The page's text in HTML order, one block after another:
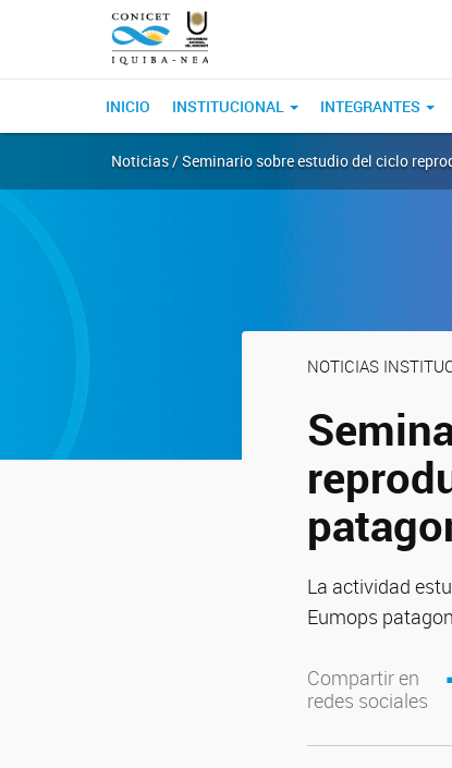
INICIO INSTITUCIONAL INTEGRANTES
Noticias / Seminario sobre estudio del ciclo
NOTICIAS
La actividad
Eumops
Compartir en
redes sociales